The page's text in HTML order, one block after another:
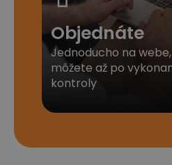
Objednáte
Jednoducho na
môžete až po
kontroly